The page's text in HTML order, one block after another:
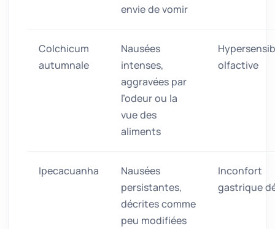
envie de vomir
Colchicum
autumnale
Nausées
intenses,
aggravées par
l’odeur ou la
vue des
aliments
olfactive
Ipecacuanha
Nausées
persistantes,
décrites comme
peu modifiées
Inconfort
gastrique